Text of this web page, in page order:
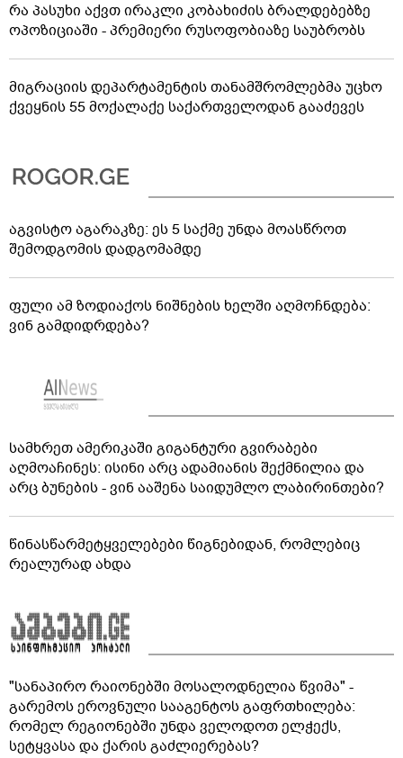
რა პასუხი აქვთ ირაკლი კობახიძის ბრალდებებზე
ოპოზიციაში - პრემიერი რუსოფობიაზე საუბრობს
მიგრაციის დეპარტამენტის თანამშრომლებმა უცხო
ქვეყნის 55 მოქალაქე საქართველოდან გააძევეს
აგვისტო აგარაკზე: ეს 5 საქმე უნდა მოასწროთ
შემოდგომის დადგომამდე
ფული ამ ზოდიაქოს ნიშნების ხელში აღმოჩნდება:
ვინ გამდიდრდება?
სამხრეთ ამერიკაში გიგანტური გვირაბები
აღმოაჩინეს: ისინი არც ადამიანის შექმნილია და
არც ბუნების - ვინ ააშენა საიდუმლო ლაბირინთები?
წინასწარმეტყველებები წიგნებიდან, რომლებიც
რეალურად ახდა
"სანაპირო რაიონებში მოსალოდნელია წვიმა" -
გარემოს ეროვნული სააგენტოს გაფრთხილება:
რომელ რეგიონებში უნდა ველოდოთ ელჭექს,
სეტყვასა და ქარის გაძლიერებას?